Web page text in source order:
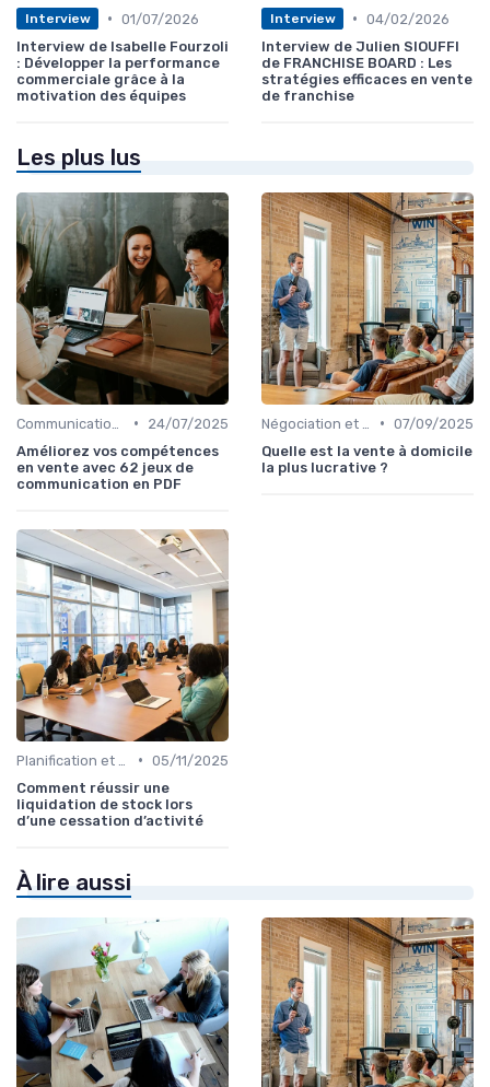
Interview • 01/07/2026
Interview de Isabelle Fourzoli
: Développer la performance
commerciale grâce à la
motivation des équipes
Interview • 04/02/2026
Interview de Julien SIOUFFI
de FRANCHISE BOARD : Les
stratégies efficaces en vente
de franchise
Les plus lus
•
24/07/2025
Améliorez vos compétences
en vente avec 62 jeux de
communication en PDF
• 07/09/2025
Quelle est la vente à domicile
la plus lucrative ?
• 05/11/2025
Comment réussir une
liquidation de stock lors
d’une cessation d’activité
À lire aussi